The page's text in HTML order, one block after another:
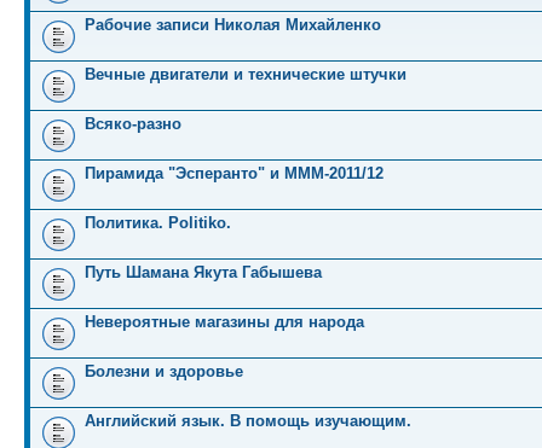
Рабочие записи Николая Михайленко
Вечные двигатели и технические штучки
Всяко-разно
Пирамида "Эсперанто" и MMM-2011/12
Политика. Politiko.
Путь Шамана Якута Габышева
Невероятные магазины для народа
Болезни и здоровье
Английский язык. В помощь изучающим.